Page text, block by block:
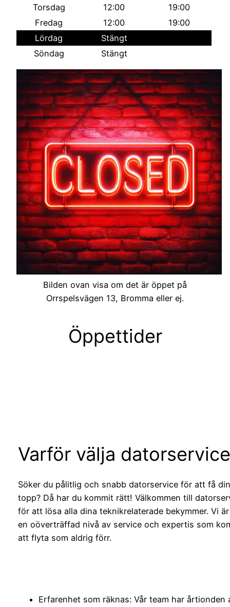
Torsdag 12:00
19:00
Fredag
12:00
19:00
Lördag
Stängt
Söndag
Stängt
Bilden ovan visa om det är öppet på
Orrspelsvägen 13, Bromma eller ej.
Öppettider
Varför välja
Söker du pålitlig och snabb datorservice för att få
topp? Då har du kommit rätt! Välkommen till
för att lösa alla dina teknikrelaterade bekymmer. Vi
en oöverträffad nivå av service och expertis som
att flyta som aldrig förr.
Erfarenhet som räknas: Vår team har årtionden